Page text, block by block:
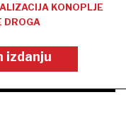
KONOPLJE
DROGA
izdanju